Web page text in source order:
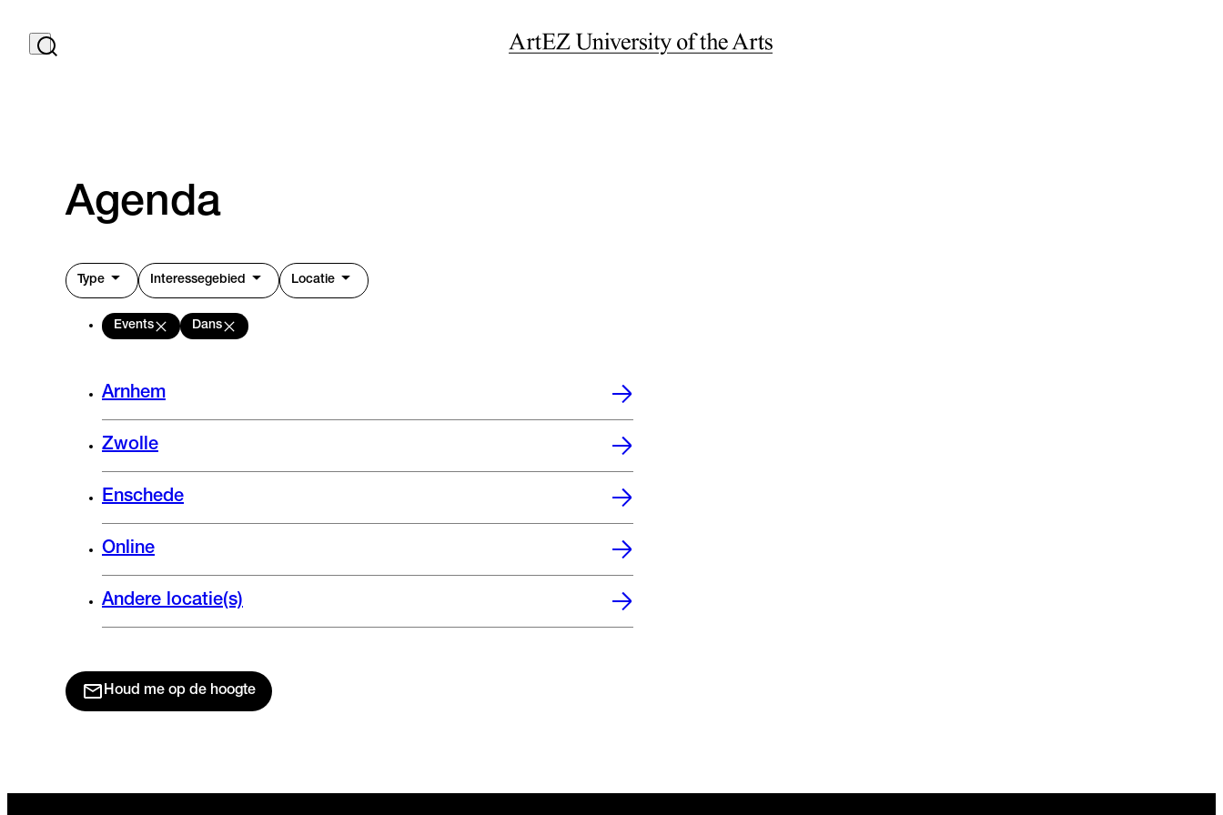
Agenda
Type Interessegebied Locatie
Events Dans
Arnhem
Zwolle
Enschede
Online
Andere locatie(s)
Houd me op de hoogte